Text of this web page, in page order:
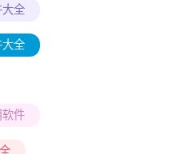
大全
大全
软件